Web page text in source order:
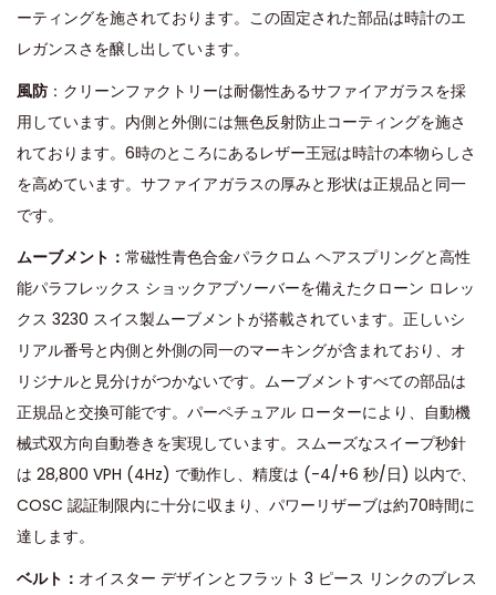
ーティングを施されております。この固定された部品は時計のエ
レガンスさを醸し出しています。
風防 ：クリーンファクトリーは耐傷性あるサファイアガラスを採
用しています。内側と外側には無色反射防止コーティングを施さ
れております。6時のところにあるレザー王冠は時計の本物らしさ
を高めています。サファイアガラスの厚みと形状は正規品と同一
です。
ムーブメント： 常磁性青色合金パラクロム ヘアスプリングと高性
能パラフレックス ショックアブソーバーを備えたクローン ロレッ
クス 3230 スイス製ムーブメントが搭載されています。正しいシ
リアル番号と内側と外側の同一のマーキングが含まれており、オ
リジナルと見分けがつかないです。ムーブメントすべての部品は
正規品と交換可能です。パーペチュアル ローターにより、自動機
械式双方向自動巻きを実現しています。スムーズなスイープ秒針
は 28,800 VPH (4Hz) で動作し、精度は (-4/+6 秒/日) 以内で、
COSC 認証制限内に十分に収まり、パワーリザーブは約70時間に
達します。
ベルト： オイスター デザインとフラット 3 ピース リンクのブレス